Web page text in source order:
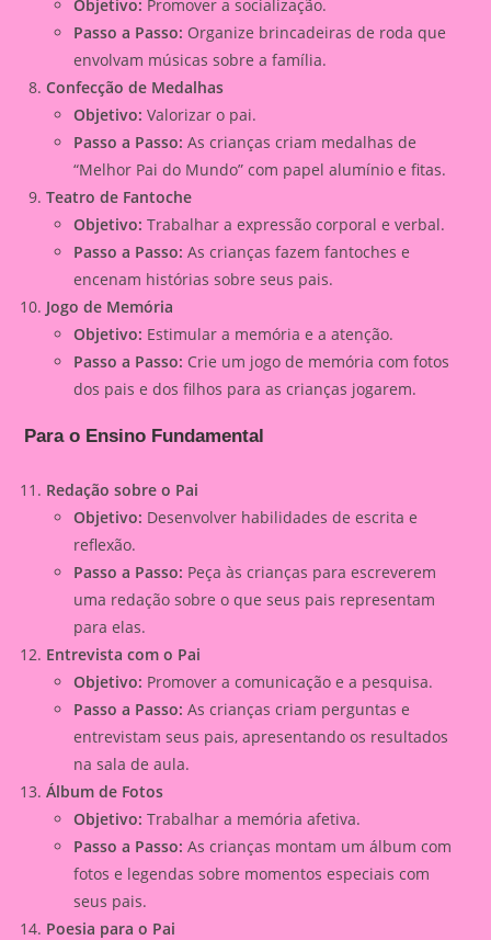
Objetivo: Promover a socialização.
Passo a Passo: Organize brincadeiras de roda que
envolvam músicas sobre a família.
Confecção de Medalhas
Objetivo: Valorizar o pai.
Passo a Passo: As crianças criam medalhas de
“Melhor Pai do Mundo” com papel alumínio e fitas.
Teatro de Fantoche
Objetivo: Trabalhar a expressão corporal e verbal.
Passo a Passo: As crianças fazem fantoches e
encenam histórias sobre seus pais.
Jogo de Memória
Objetivo: Estimular a memória e a atenção.
Passo a Passo: Crie um jogo de memória com fotos
dos pais e dos filhos para as crianças jogarem.
Para o Ensino Fundamental
Redação sobre o Pai
Objetivo: Desenvolver habilidades de escrita e
reflexão.
Passo a Passo: Peça às crianças para escreverem
uma redação sobre o que seus pais representam
para elas.
Entrevista com o Pai
Objetivo: Promover a comunicação e a pesquisa.
Passo a Passo: As crianças criam perguntas e
entrevistam seus pais, apresentando os resultados
na sala de aula.
Álbum de Fotos
Objetivo: Trabalhar a memória afetiva.
Passo a Passo: As crianças montam um álbum com
fotos e legendas sobre momentos especiais com
seus pais.
Poesia para o Pai